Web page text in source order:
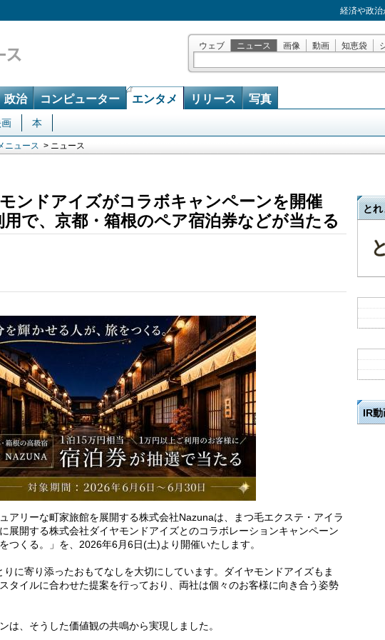
経済や政
ウェブ ニュース 画像 動画 知恵袋
政治 コンピューター エンタメ リリース 写真
本
ニュース > ニュース
ンドアイズがコラボキャンペーンを開催
で、京都・箱根のペア宿泊券などが当たる
アリーな町家旅館を展開する株式会社Nazunaは、まつ毛エクステ・アイラ
展開する株式会社ダイヤモンドアイズとのコラボレーションキャンペーン
つくる。」を、2026年6月6日(土)より開催いたします。
に寄り添ったおもてなしを大切にしています。ダイヤモンドアイズもま
タイルに合わせた提案を行っており、両社は個々のお客様に向き合う姿勢
は、そうした価値観の共鳴から実現しました。
とれ
IR動